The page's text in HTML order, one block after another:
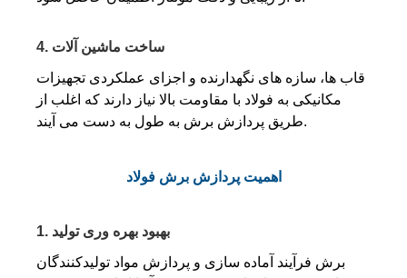
4. ساخت ماشین آلات
قاب ها، سازه های نگهدارنده و اجزای عملکردی تجهیزات
مکانیکی به فولاد با مقاومت بالا نیاز دارند که اغلب از
طریق پردازش برش به طول به دست می آیند.
اهمیت پردازش برش فولاد
1. بهبود بهره وری تولید
برش فرآیند آماده سازی و پردازش مواد تولیدکنندگان